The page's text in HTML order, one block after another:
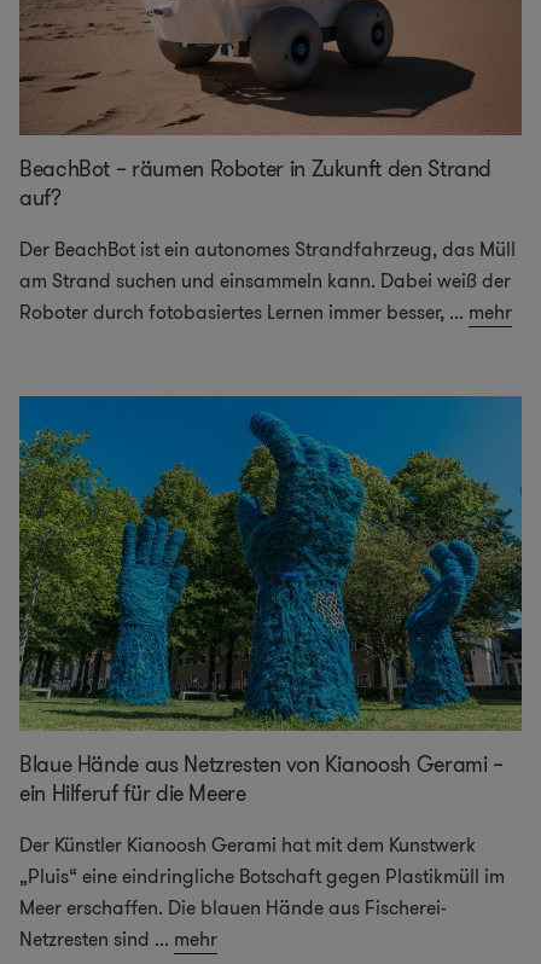
BeachBot – räumen Roboter in Zukunft den Strand
auf?
Der BeachBot ist ein autonomes Strandfahrzeug, das Müll
am Strand suchen und einsammeln kann. Dabei weiß der
Roboter durch fotobasiertes Lernen immer besser, ... mehr
Blaue Hände aus Netzresten von Kianoosh Gerami –
ein Hilferuf für die Meere
Der Künstler Kianoosh Gerami hat mit dem Kunstwerk
„Pluis“ eine eindringliche Botschaft gegen Plastikmüll im
Meer erschaffen. Die blauen Hände aus Fischerei-
Netzresten sind ... mehr